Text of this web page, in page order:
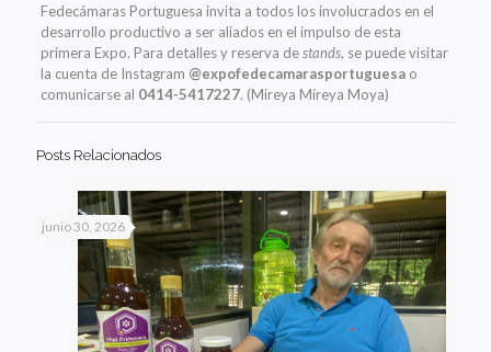
Fedecámaras Portuguesa invita a todos los involucrados en el
desarrollo productivo a ser aliados en el impulso de esta
primera Expo. Para detalles y reserva destands, se puede visitar
la cuenta de Instagram @expofedecamarasportuguesao
comunicarse al 0414-5417227. (Mireya Mireya Moya)
Posts Relacionados
junio 30, 2026